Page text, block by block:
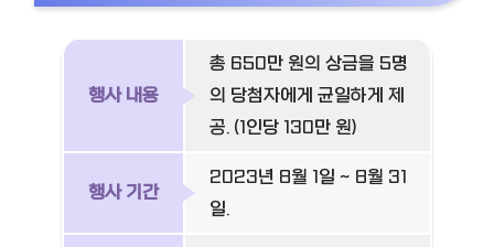
행사 내용
총 650만 원의 상금을 5명
의 당첨자에게 균일하게 제
공. (1인당 130만 원)
행사 기간
2023년 8월 1일 ~ 8월 31
일.